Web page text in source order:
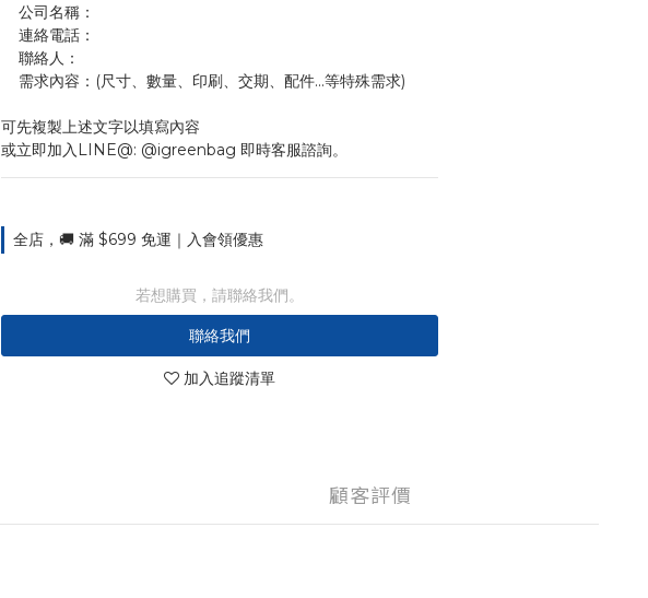
    公司名稱：
    連絡電話：
    聯絡人：
    需求內容：(尺寸、數量、印刷、交期、配件...等特殊需求)
可先複製上述文字以填寫內容
或立即加入LINE@: @igreenbag 即時客服諮詢。
全店，🚚 滿 $699 免運｜入會領優惠
若想購買，請聯絡我們。
聯絡我們
加入追蹤清單
顧客評價